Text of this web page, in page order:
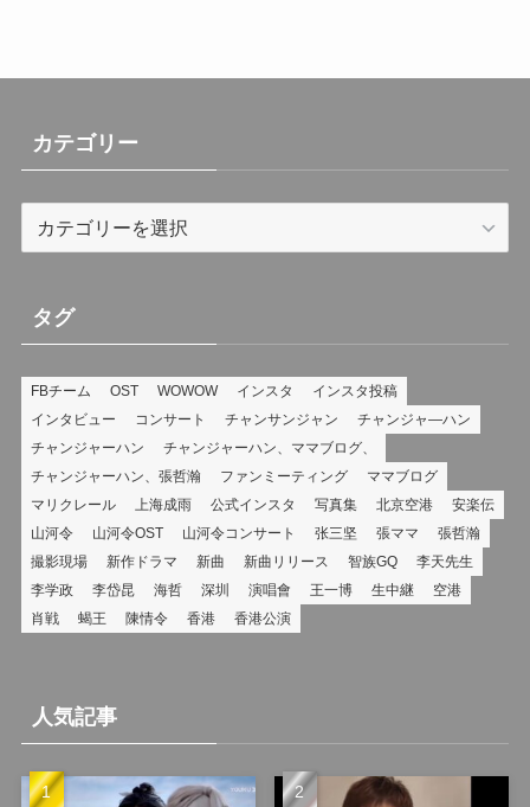
カテゴリー
ー
タグ
FBチーム OST WOWOW インスタ
インスタ投稿
インタビュー
コンサート チャンサンジャン
チャンジャ―ハン
チャンジャーハン
チャンジャーハン、ママブログ、
チャンジャーハン、張哲瀚
ファンミーティング
ママブログ
マリクレール
上海成雨 公式インスタ 写真集 北京空港
安楽伝
山河令
山河令OST 山河令コンサート 张三坚 張ママ
張哲瀚
撮影現場
新作ドラマ 新曲 新曲リリース 智族GQ
李天先生
李学政
李岱昆 海哲 深圳 演唱會 王一博 生中継
空港
肖戦
蝎王 陳情令 香港 香港公演
人気記事